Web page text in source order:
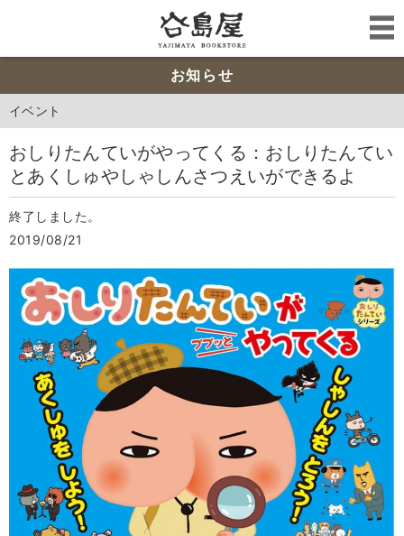
お知らせ
イベント
おしりたんていがやってくる：おしりたんてい
とあくしゅやしゃしんさつえいができるよ
終了しました。
2019/08/21